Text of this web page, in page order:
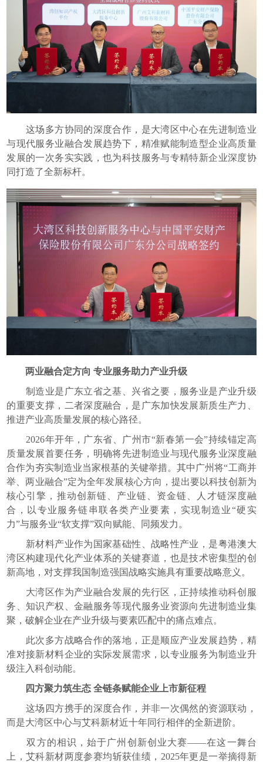
这场多方协同的深度合作，是大湾区中心在先进制造业
与现代服务业融合发展趋势下，精准赋能制造型企业高质量
发展的一次务实实践，也为科技服务与专精特新企业深度协
同打造了全新标杆。
两业融合定方向 专业服务助力产业升级
制造业是广东立省之基、兴省之要，服务业是产业升级
的重要支撑，二者深度融合，是广东加快发展新质生产力、
推进产业高质量发展的核心路径。
2026年开年，广东省、广州市“新春第一会”持续锚定高
质量发展首要任务，明确将先进制造业与现代服务业深度融
合作为夯实制造业当家根基的关键举措。其中广州将“工商并
举、两业融合”定为全年发展核心方向，提出要以科技创新为
核心引擎，推动创新链、产业链、资金链、人才链深度融
合，以专业服务链串联各类产业要素，实现制造业“硬实
力”与服务业“软支撑”双向赋能、同频发力。
新材料产业作为国家基础性、战略性产业，是粤港澳大
湾区构建现代化产业体系的关键赛道，也是技术密集型的创
新高地，对支撑我国制造强国战略实施具有重要战略意义。
大湾区作为产业融合发展的先行区，正持续推动科创服
务、知识产权、金融服务等现代服务业资源向先进制造业集
聚，破解企业在产业升级与要素匹配中的痛点难点。
此次多方战略合作的落地，正是顺应产业发展趋势，精
准对接新材料企业的实际发展需求，以专业服务为制造业升
级注入科创动能。
四方聚力筑生态 全链条赋能企业上市新征程
这场四方携手的深度合作，并非一次偶然的资源联动，
而是大湾区中心与艾科新材近十年同行相伴的全新进阶。
双方的相识，始于广州创新创业大赛——在这一舞台
上，艾科新材两度参赛均斩获佳绩，2025年更是一举摘得新